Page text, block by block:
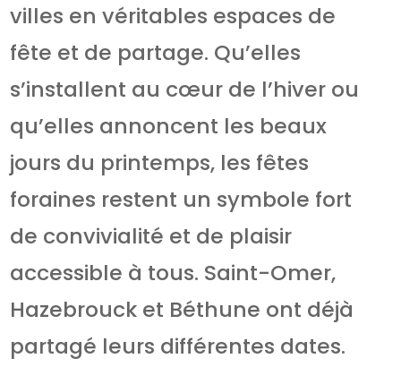
villes en véritables espaces de
fête et de partage. Qu’elles
s’installent au cœur de l’hiver ou
qu’elles annoncent les beaux
jours du printemps, les fêtes
foraines restent un symbole fort
de convivialité et de plaisir
accessible à tous. Saint-Omer,
Hazebrouck et Béthune ont déjà
partagé leurs différentes dates.